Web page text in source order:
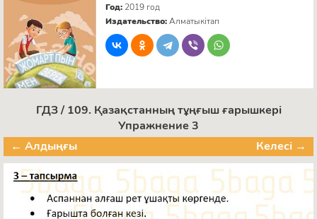
Год: 2019 год
Издательство:Алматыкітап
ГДЗ / 109. Қазақстанның тұңғыш ғарышкері
Упражнение 3
← Алдыңғы
Келесі →